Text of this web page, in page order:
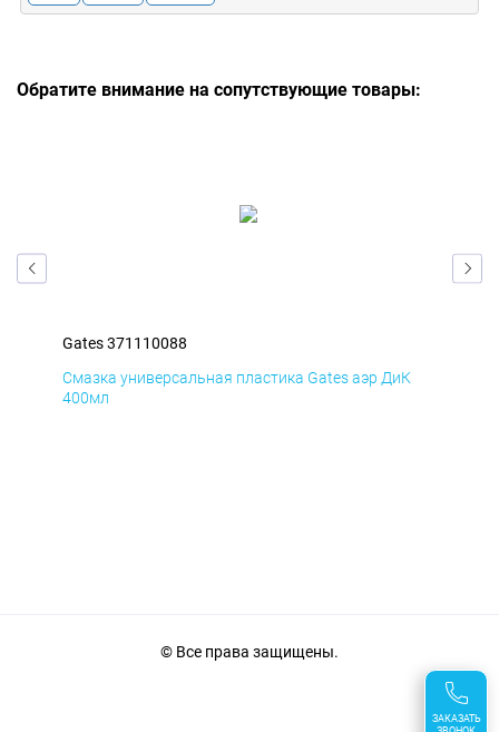
Обратите внимание на сопутствующие товары:
Gates 371110088
Смазка универсальная пластика Gates аэр ДиК
400мл
ЗАКАЗАТЬ
© Все права защищены.